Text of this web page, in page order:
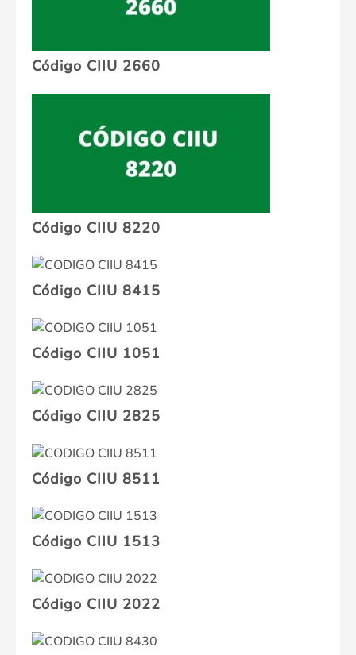
Código CIIU 2660
Código CIIU 8220
Código CIIU 8415
Código CIIU 1051
Código CIIU 2825
Código CIIU 8511
Código CIIU 1513
Código CIIU 2022